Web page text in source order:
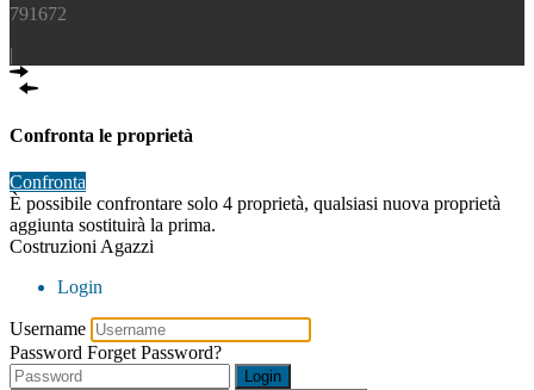
791672
|
Confronta le proprietà
Confronta
È possibile confrontare solo 4 proprietà, qualsiasi nuova proprietà
aggiunta sostituirà la prima.
Costruzioni Agazzi
Login
Username
Password Forget Password?
Login